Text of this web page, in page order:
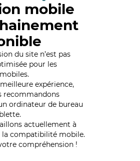
mobile
du site n’est pas
pour les
expérience,
recommandons
ordinateur de bureau
actuellement à
la compatibilité mobile.
compréhension !